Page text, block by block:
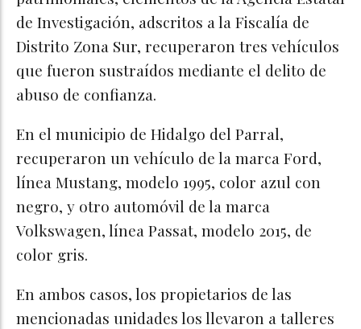
de Investigación, adscritos a la Fiscalía de
Distrito Zona Sur, recuperaron tres vehículos
que fueron sustraídos mediante el delito de
abuso de confianza.
En el municipio de Hidalgo del Parral,
recuperaron un vehículo de la marca Ford,
línea Mustang, modelo 1995, color azul con
negro, y otro automóvil de la marca
Volkswagen, línea Passat, modelo 2015, de
color gris.
En ambos casos, los propietarios de las
mencionadas unidades los llevaron a talleres